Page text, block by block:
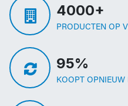
4000+
PRODUCTEN OP
95%
KOOPT OPNIEUW